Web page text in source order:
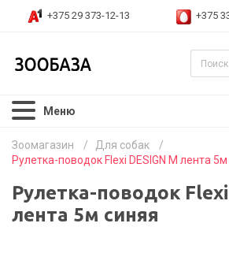
+375 29 373-12-13 +375
Меню
Зоомагазин / Для собак
/
Рулетка-поводок Flexi DESIGN M лента
Рулетка-поводок Flexi
лента 5м синяя